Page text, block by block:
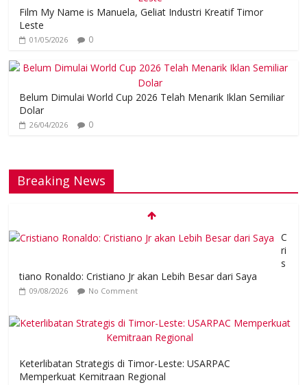
Film My Name is Manuela, Geliat Industri Kreatif Timor
Leste
01/05/2026 0
Belum Dimulai World Cup 2026 Telah Menarik Iklan Semiliar
Dolar
26/04/2026 0
Breaking News
C
ri
s
tiano Ronaldo: Cristiano Jr akan Lebih Besar dari Saya
09/08/2026 No Comment
Keterlibatan Strategis di Timor-Leste: USARPAC
Memperkuat Kemitraan Regional